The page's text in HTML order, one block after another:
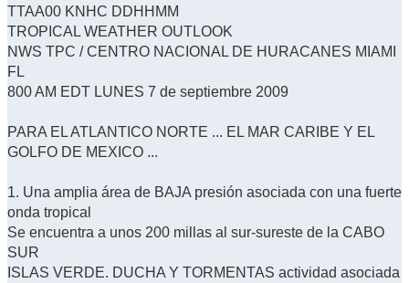
TTAA00 KNHC DDHHMM
TROPICAL WEATHER OUTLOOK
NWS TPC / CENTRO NACIONAL DE HURACANES MIAMI
FL
800 AM EDT LUNES 7 de septiembre 2009
PARA EL ATLANTICO NORTE ... EL MAR CARIBE Y EL
GOLFO DE MEXICO ...
1. Una amplia área de BAJA presión asociada con una fuerte
onda tropical
Se encuentra a unos 200 millas al sur-sureste de la CABO
SUR
ISLAS VERDE. DUCHA Y TORMENTAS actividad asociada